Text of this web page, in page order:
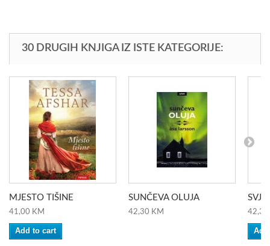
30 DRUGIH KNJIGA IZ ISTE KATEGORIJE:
MJESTO TIŠINE
41,00 KM
Add to cart
SUNČEVA OLUJA
42,30 KM 42,30